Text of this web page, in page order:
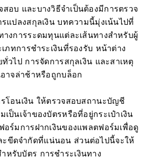
อบ และบางวิธีจำเป็นต้องมีการตรวจ
แปลงสกุลเงิน บทความนี้มุ่งเน้นไปที่
งการระดมทุนแต่ละเส้นทางสำหรับผู้
ภทการชำระเงินที่รองรับ หน้าต่าง
วไป การจัดการสกุลเงิน และสาเหตุ
าจล่าช้าหรือถูกบล็อก
โอนเงิน ให้ตรวจสอบสถานะบัญชี
ป็นเจ้าของบัตรหรือที่อยู่กระเป๋าเงิน
อร์มการฝากเงินของแพลตฟอร์มเพื่อดู
ะขีดจำกัดที่แน่นอน ส่วนต่อไปนี้จะให้
รับบัตร การชำระเงินทาง